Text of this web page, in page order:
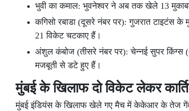
भुवी का कमाल: भुवनेश्वर ने अब तक खेले 13
कगिसो रबाडा (दूसरे नंबर पर): गुजरात टाइटंस
21 विकेट चटकाए हैं।
अंशुल कंबोज (तीसरे नंबर पर): चेन्नई सुपर
मजबूती से डटे हुए हैं।
मुंबई के खिलाफ दो विकेट लेकर
मुंबई इंडियंस के खिलाफ खेले गए मैच में केकेआर के तेज